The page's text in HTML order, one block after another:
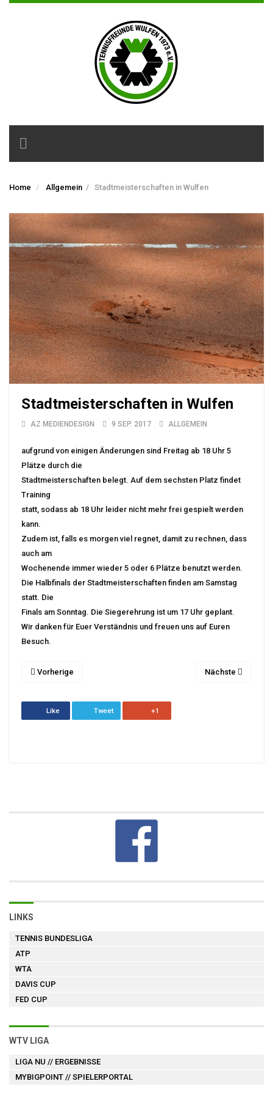
Toggle
navigation
Home Allgemein / Stadtmeisterschaften in Wulfen
Stadtmeisterschaften in Wulfen
AZ MEDIENDESIGN 9 SEP. 2017 ALLGEMEIN
aufgrund von einigen Änderungen sind Freitag ab 18 Uhr 5
Plätze durch die
Stadtmeisterschaften belegt. Auf dem sechsten Platz findet
Training
statt, sodass ab 18 Uhr leider nicht mehr frei gespielt werden
kann.
Zudem ist, falls es morgen viel regnet, damit zu rechnen, dass
auch am
Wochenende immer wieder 5 oder 6 Plätze benutzt werden.
Die Halbfinals der Stadtmeisterschaften finden am Samstag
statt. Die
Finals am Sonntag. Die Siegerehrung ist um 17 Uhr geplant.
Wir danken für Euer Verständnis und freuen uns auf Euren
Besuch.
Vorherige Nächste
Like Tweet +1
LINKS
TENNIS BUNDESLIGA
ATP
WTA
DAVIS CUP
FED CUP
WTV LIGA
LIGA NU // ERGEBNISSE
MYBIGPOINT // SPIELERPORTAL